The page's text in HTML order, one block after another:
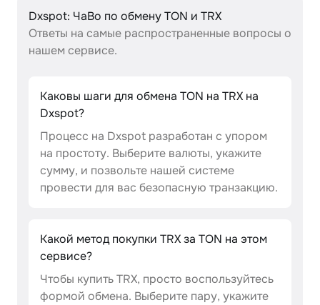
Dxspot: ЧаВо по обмену TON и TRX
Ответы на самые распространенные вопросы о
нашем сервисе.
Каковы шаги для обмена TON на TRX на
Dxspot?
Процесс на Dxspot разработан с упором
на простоту. Выберите валюты, укажите
сумму, и позвольте нашей системе
провести для вас безопасную транзакцию.
Какой метод покупки TRX за TON на этом
сервисе?
Чтобы купить TRX, просто воспользуйтесь
формой обмена. Выберите пару, укажите